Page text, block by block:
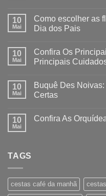
10
Mai
Como escolher as
Dia dos Pais
10
Mai
Confira Os
Principais
10
Mai
Buquê Des
Certas
10
Mai
Confira As
TAGS
cestas café da manhã